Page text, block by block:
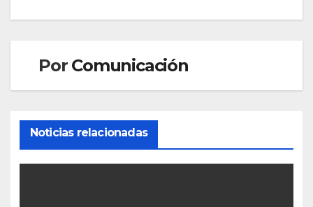
entradas
Por Comunicación
Noticias relacionadas